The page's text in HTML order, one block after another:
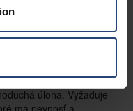
úloha. Vyžaduje
má pevnosť a